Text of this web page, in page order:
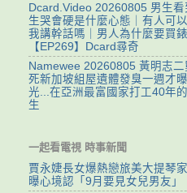
Dcard.Video 20260805 男生看
生哭會硬是什麼心態｜有人可
我講幹話嗎｜男人為什麼要買錶
【EP269】Dcard尋奇
Namewee 20260805 黃明志二
死新加坡組屋遺體發臭一週才曝
光...在亞洲最富國家打工40年
生
一起看電視 時事新聞
賈永婕長女爆熱戀旅美大提琴
曝心境認「9月要見女兒男友」